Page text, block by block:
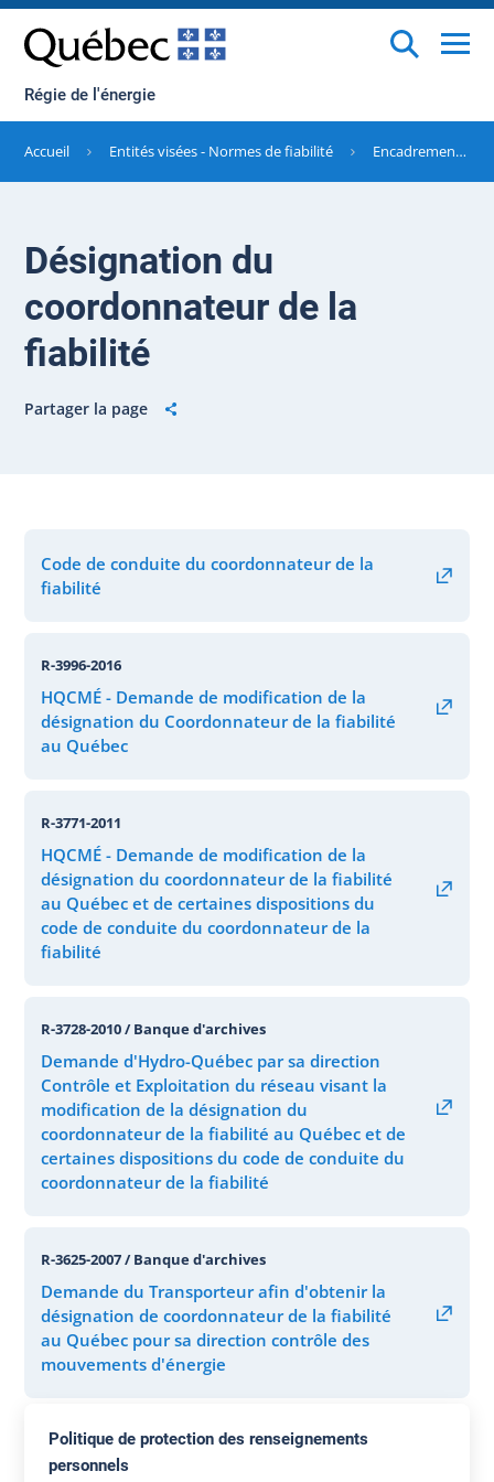
Politique de protection des renseignements
personnels
Régie de l'énergie
Accueil Entités visées - Normes de fiabilité Encadrement réglementaire
Désignation du
coordonnateur de la
fiabilité
Partager la page
Code de conduite du coordonnateur de la
fiabilité
R-3996-2016
HQCMÉ - Demande de modification de la
désignation du Coordonnateur de la fiabilité
au Québec
R-3771-2011
HQCMÉ - Demande de modification de la
désignation du coordonnateur de la fiabilité
au Québec et de certaines dispositions du
code de conduite du coordonnateur de la
fiabilité
R-3728-2010 / Banque d'archives
Demande d'Hydro-Québec par sa direction
Contrôle et Exploitation du réseau visant la
modification de la désignation du
coordonnateur de la fiabilité au Québec et de
certaines dispositions du code de conduite du
coordonnateur de la fiabilité
R-3625-2007 / Banque d'archives
Demande du Transporteur afin d'obtenir la
désignation de coordonnateur de la fiabilité
au Québec pour sa direction contrôle des
mouvements d'énergie